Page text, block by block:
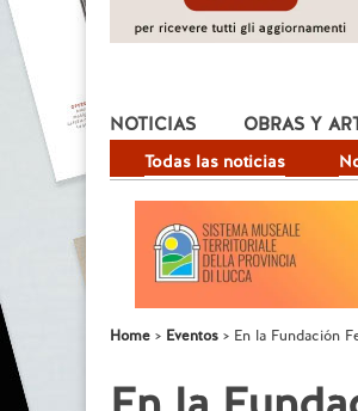
NOTICIAS
Todas las noticias
OBRAS Y
Home Eventos En la Fundación